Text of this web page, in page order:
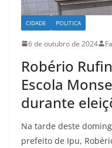
CIDADE POLITICA
6 de outubro de 2024
Robério
Escola
durante
Na tarde deste
prefeito de Ipu,